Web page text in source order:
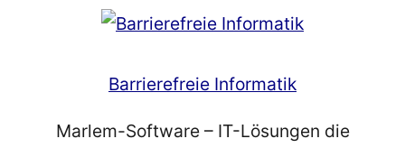
Barrierefreie Informatik
Marlem-Software – IT-Lösungen die